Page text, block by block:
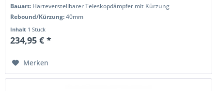
Bauart: Härteverstellbarer Teleskopdämpfer mit Kürzung
Rebound/Kürzung:40mm
Inhalt 1 Stück
234,95 € *
Merken